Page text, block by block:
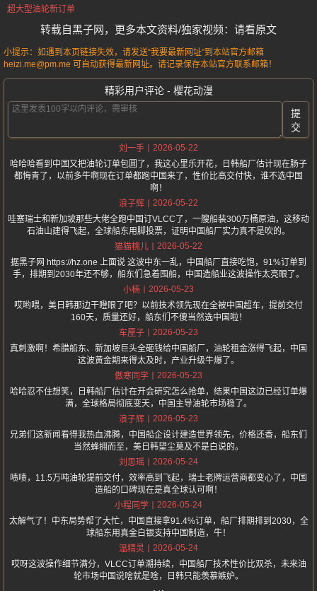
超大型油轮新订单
转载自黑子网，更多本文资料/独家视频：请看原文
小提示：如遇到本页链接失效，请发送“我要最新网址”到本站官方邮箱
heizi.me@pm.me 可自动获得最新网址。请记录保存本站官方联系邮箱！
精彩用户评论 - 樱花动漫
提
交
刘一手
2026-05-22
哈哈哈看到中国又把油轮订单包圆了，我这心里乐开花，日韩船厂估计现在肠子
都悔青了，以前多牛啊现在订单都跑中国来了，性价比高交付快，谁不选中国
啊！
浪子辉
2026-05-22
哇塞瑞士和新加坡那些大佬全跑中国订VLCC了，一艘船装300万桶原油，这移动
石油山建得飞起，全球船东用脚投票，证明中国船厂实力真不是吹的。
猫猫桃儿
2026-05-22
据黑子网 https://hz.one 上面说 这波中东一乱，中国船厂直接吃饱，91%订单到
手，排期到2030年还不够，船东们急着囤船，中国造船业这波操作太亮眼了。
小楠
2026-05-23
哎哟喂，美日韩那边干瞪眼了吧？以前技术领先现在全被中国超车，提前交付
160天，质量还好，船东们不傻当然选中国啦！
车厘子
2026-05-23
真刺激啊！希腊船东、新加坡巨头全砸钱给中国船厂，油轮租金涨得飞起，中国
这波黄金期来得太及时，产业升级牛爆了。
傲寒同学
2026-05-23
哈哈忍不住想笑，日韩船厂估计在开会研究怎么抢单，结果中国这边已经订单爆
满，全球格局彻底变天，中国主导油轮市场稳了。
浪子辉
2026-05-23
兄弟们这新闻看得我热血沸腾，中国船企设计建造世界领先，价格还香，船东们
当然蜂拥而至，美日韩望尘莫及不是白说的。
刘思瑶
2026-05-24
啧啧，11.5万吨油轮提前交付，效率高到飞起，瑞士老牌运营商都变心了，中国
造船的口碑现在是真全球认可啊！
小程同学
2026-05-24
太解气了！中东局势帮了大忙，中国直接拿91.4%订单，船厂排期排到2030，全
球船东用真金白银支持中国制造，牛！
温精灵
2026-05-24
哎呀这波操作细节满分，VLCC订单潮持续，中国船厂技术性价比双杀，未来油
轮市场中国说啥就是啥，日韩只能羡慕嫉妒。